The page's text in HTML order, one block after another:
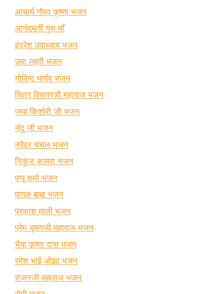
आचार्य गौरव कृष्णा भजन
आनंदमूर्ती गुरु माँ
इंद्रेश उपाध्याय भजन
उमा लहरी भजन
गोविन्द भार्गव भजन
चित्र विचत्रजी महाराज भजन
जया किशोरी जी भजन
नंदू जी भजन
नरेंद्र चंचल भजन
निकुंज कामरा भजन
पप्पू शर्मा भजन
पागल बाबा भजन
प्रकाश माली भजन
प्रेम भूषणजी महाराज भजन
भैया कृष्णा दास भजन
रमेश भाई ओझा भजन
राजनजी महाराज भजन